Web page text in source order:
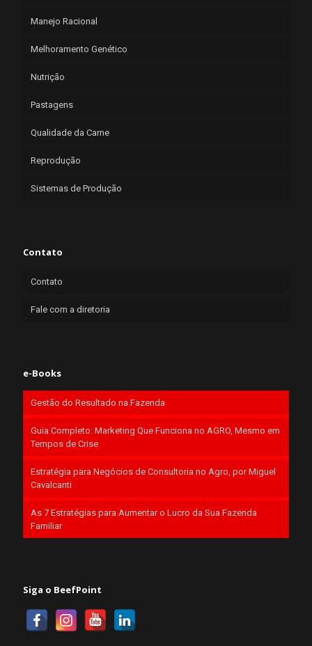
Manejo Racional
Melhoramento Genético
Nutrição
Pastagens
Qualidade da Carne
Reprodução
Sistemas de Produção
Contato
Contato
Fale com a diretoria
e-Books
Gestão do Resultado na Fazenda
Guia Completo: Marketing Que Funciona no AGRO, Mesmo em
Tempos de Crise
Estratégia para Negócios de Consultoria no Agro, por Miguel
Cavalcanti
As 7 Estratégias para Aumentar o Lucro da Sua Fazenda
Familiar
Siga o BeefPoint